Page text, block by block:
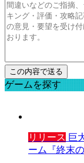
ゲームを探す
リリース 巨
ーム『終末